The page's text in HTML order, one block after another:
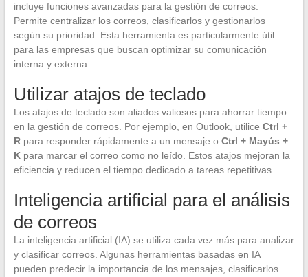
incluye funciones avanzadas para la gestión de correos.
Permite centralizar los correos, clasificarlos y gestionarlos
según su prioridad. Esta herramienta es particularmente útil
para las empresas que buscan optimizar su comunicación
interna y externa.
Utilizar atajos de teclado
Los atajos de teclado son aliados valiosos para ahorrar tiempo
en la gestión de correos. Por ejemplo, en Outlook, utilice Ctrl +
Rpara responder rápidamente a un mensaje o Ctrl + Mayús +
Kpara marcar el correo como no leído. Estos atajos mejoran la
eficiencia y reducen el tiempo dedicado a tareas repetitivas.
Inteligencia artificial para el análisis
de correos
La inteligencia artificial (IA) se utiliza cada vez más para analizar
y clasificar correos. Algunas herramientas basadas en IA
pueden predecir la importancia de los mensajes, clasificarlos